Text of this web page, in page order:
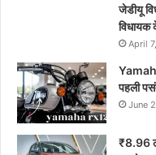
जेडीयू
विधायक
April
पहली
June
₹8.96